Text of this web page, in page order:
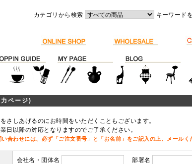
カテゴリから検索 キーワード
ページ)
さしあげるのにお時間をいただくこともございます。
日以降の対応となりますのでご了承ください。
合わせには、必ず「ご注文番号」と「お名前」をご記入の上、メール
会社名・団体名 部署名